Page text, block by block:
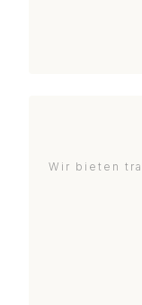
Wir bieten